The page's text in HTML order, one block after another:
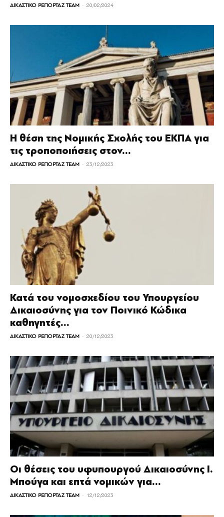
ΔΙΚΑΣΤΙΚΟ ΡΕΠΟΡΤΑΖ TEAM - 20/02/2024
Η θέση της Νομικής Σχολής του ΕΚΠΑ για
τις τροποποιήσεις στον...
ΔΙΚΑΣΤΙΚΟ ΡΕΠΟΡΤΑΖ TEAM - 23/12/2023
Κατά του νομοσχεδίου του Υπουργείου
Δικαιοσύνης για τον Ποινικό Κώδικα
καθηγητές...
ΔΙΚΑΣΤΙΚΟ ΡΕΠΟΡΤΑΖ TEAM - 20/12/2023
Οι θέσεις του υφυπουργού Δικαιοσύνης Ι.
Μπούγα και επτά νομικών για...
ΔΙΚΑΣΤΙΚΟ ΡΕΠΟΡΤΑΖ TEAM - 12/12/2023